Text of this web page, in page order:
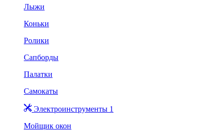
Лыжи
Коньки
Ролики
Сапборды
Палатки
Самокаты
Электроинструменты 1
Мойщик окон